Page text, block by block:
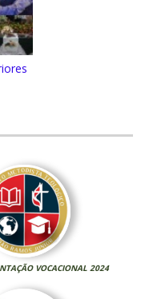
VOCACIONAL 2024